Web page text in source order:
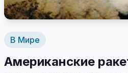
В Мире
Американские